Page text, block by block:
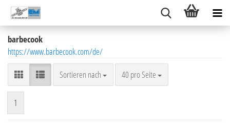
barbecook
https://www.barbecook.com/de/
Sortieren nach
Sortieren nach 40 pro Seite
pro Seite
1